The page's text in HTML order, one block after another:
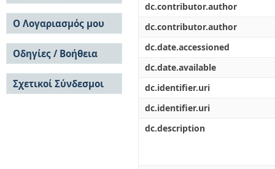
dc.contributor.author
dc.contributor.author
dc.date.accessioned
dc.date.available
dc.identifier.uri
dc.identifier.uri
dc.description
Σε όλο το DSpace
Κοινότητες & Συλλογές
Ανά Ημερομηνία
Έκδοσης
Συγγραφείς
Τίτλοι
Θέματα
Ο Λογαριασμός μου
Σύνδεση
Εγγραφή
Οδηγίες / Βοήθεια
Οδηγίες Υποβολής
Οδηγίες Χρήσης ΙΑ
Συχνές Ερωτήσεις
Σχετικοί Σύνδεσμοι